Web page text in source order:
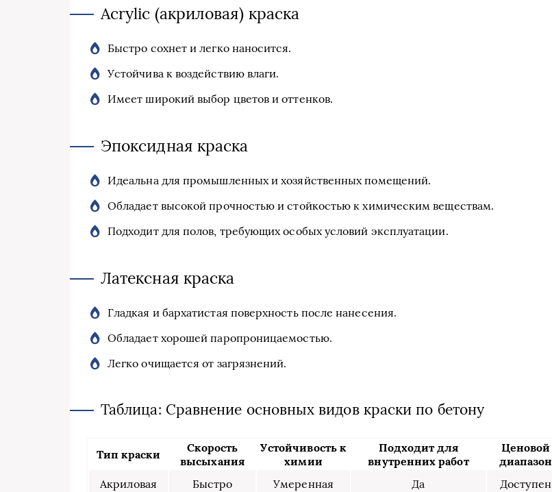
Аcrylic (акриловая) краска
Быстро сохнет и легко наносится.
Устойчива к воздействию влаги.
Имеет широкий выбор цветов и оттенков.
Эпоксидная краска
Идеальна для промышленных и хозяйственных помещений.
Обладает высокой прочностью и стойкостью к химическим веществам.
Подходит для полов, требующих особых условий эксплуатации.
Латексная краска
Гладкая и бархатистая поверхность после нанесения.
Обладает хорошей паропроницаемостью.
Легко очищается от загрязнений.
Таблица: Сравнение основных видов краски по бетону
Тип краски
Скорость
высыхания
Устойчивость к
химии
Подходит для
внутренних работ
Ценовой
диапазон
Акриловая
Быстро Умеренная Да Доступен